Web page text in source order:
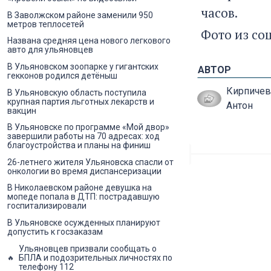
часов.
Фото из
АВТОР
Кирпичев
Антон
В Заволжском районе заменили 950
метров теплосетей
Названа средняя цена нового легкового
авто для ульяновцев
В Ульяновском зоопарке у гигантских
гекконов родился детёныш
В Ульяновскую область поступила
крупная партия льготных лекарств и
вакцин
В Ульяновске по программе «Мой двор»
завершили работы на 70 адресах: ход
благоустройства и планы на финиш
26-летнего жителя Ульяновска спасли от
онкологии во время диспансеризации
В Николаевском районе девушка на
мопеде попала в ДТП: пострадавшую
госпитализировали
В Ульяновске осужденных планируют
допустить к госзаказам
Ульяновцев призвали сообщать о
БПЛА и подозрительных личностях по
телефону 112